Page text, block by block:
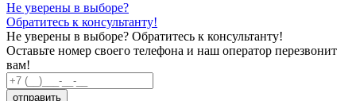
Не уверены в выборе?
Обратитесь к консультанту!
Не уверены в выборе? Обратитесь к консультанту!
Оставьте номер своего телефона и наш оператор перезвонит
вам!